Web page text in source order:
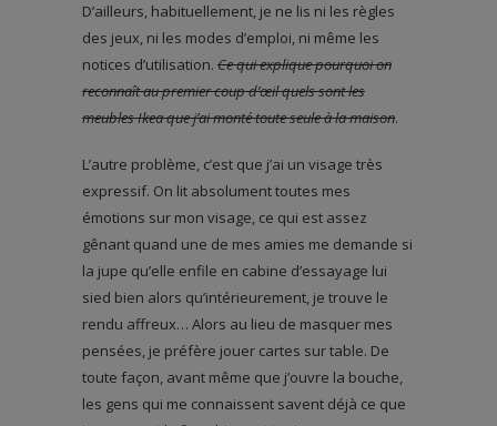
D’ailleurs, habituellement, je ne lis ni les règles
des jeux, ni les modes d’emploi, ni même les
notices d’utilisation. Ce qui explique pourquoi on
reconnaît au premier coup d’œil quels sont les
meubles Ikea que j’ai monté toute seule à la maison.
L’autre problème, c’est que j’ai un visage très
expressif. On lit absolument toutes mes
émotions sur mon visage, ce qui est assez
gênant quand une de mes amies me demande si
la jupe qu’elle enfile en cabine d’essayage lui
sied bien alors qu’intérieurement, je trouve le
rendu affreux… Alors au lieu de masquer mes
pensées, je préfère jouer cartes sur table. De
toute façon, avant même que j’ouvre la bouche,
les gens qui me connaissent savent déjà ce que